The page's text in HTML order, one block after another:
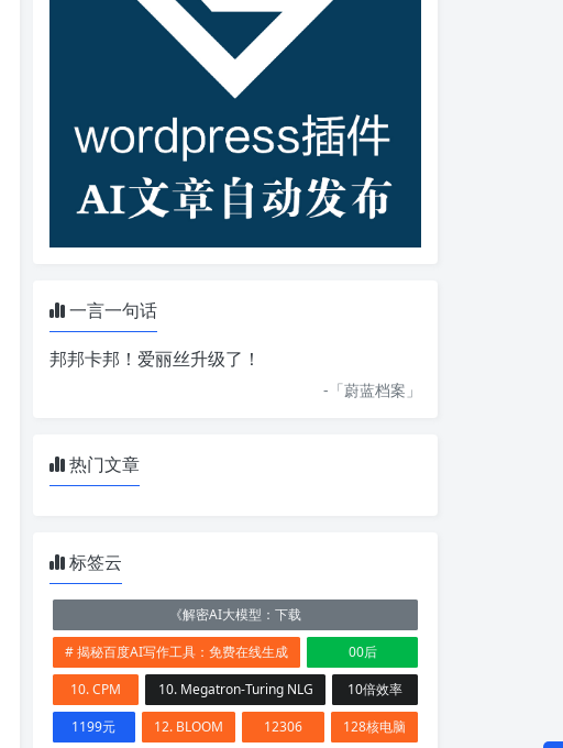
一言一句话
邦邦卡邦！爱丽丝升级了！
-「蔚蓝档案 」
热门文章
标签云
《解密AI大模型：下载
# 揭秘百度AI写作工具：免费在线生成
00后
10. CPM
10. Megatron-Turing NLG
10倍效率
1199元
12. BLOOM 12306
128核电脑